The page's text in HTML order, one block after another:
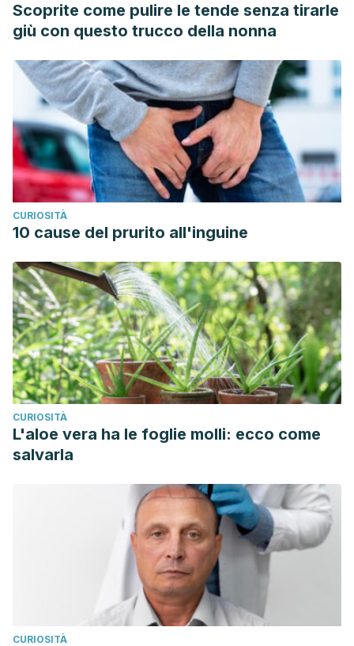
Scoprite come pulire le tende senza tirarle
giù con questo trucco della nonna
CURIOSITÀ
10 cause del prurito all'inguine
CURIOSITÀ
L'aloe vera ha le foglie molli: ecco come
salvarla
CURIOSITÀ